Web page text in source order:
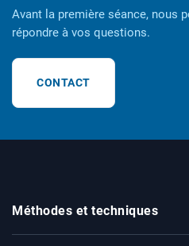
Avant la première séance, nous
répondre à vos questions.
CONTACT
Méthodes et techniques